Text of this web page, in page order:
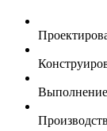
Выполнение